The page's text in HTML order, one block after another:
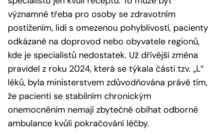
významné třeba pro osoby se zdravotním
postižením, lidi s omezenou pohyblivostí, pacienty
odkázané na doprovod nebo obyvatele regionů,
kde je specialistů nedostatek. Už dřívější změna
pravidel z roku 2024, která se týkala části tzv. „L“
léků, byla ministerstvem zdůvodňována právě tím,
že pacienti se stabilním chronickým
onemocněním nemají zbytečně obíhat odborné
ambulance kvůli pokračování léčby.